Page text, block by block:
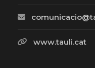
www.tauli.cat